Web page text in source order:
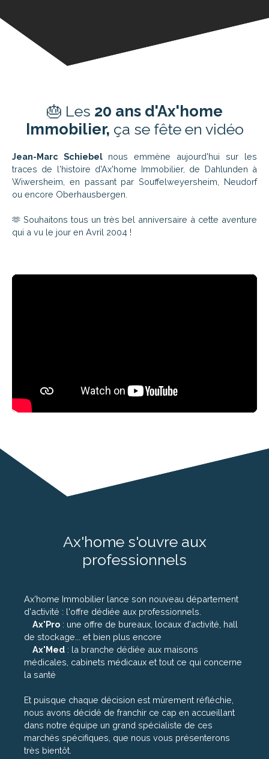
🎂 Les 20 ans d'Ax'home
Immobilier, ça se fête en vidéo
Jean-Marc Schiebel nous emmène aujourd'hui sur les
traces de l'histoire d'Ax'home Immobilier, de Dahlunden à
Wiwersheim, en passant par Souffelweyersheim, Neudorf
ou encore Oberhausbergen.
🫶 Souhaitons tous un très bel anniversaire à cette aventure
qui a vu le jour en Avril 2004 !
Ax'home s'ouvre aux
professionnels
Ax'home Immobilier lance son nouveau département
d'activité : l'offre dédiée aux professionnels.
Ax'Pro : une offre de bureaux, locaux d'activité, hall
de stockage... et bien plus encore
Ax'Med : la branche dédiée aux maisons
médicales, cabinets médicaux et tout ce qui concerne
la santé
Et puisque chaque décision est mûrement réfléchie,
nous avons décidé de franchir ce cap en accueillant
dans notre équipe un grand spécialiste de ces
marchés spécifiques, que nous vous présenterons
très bientôt.